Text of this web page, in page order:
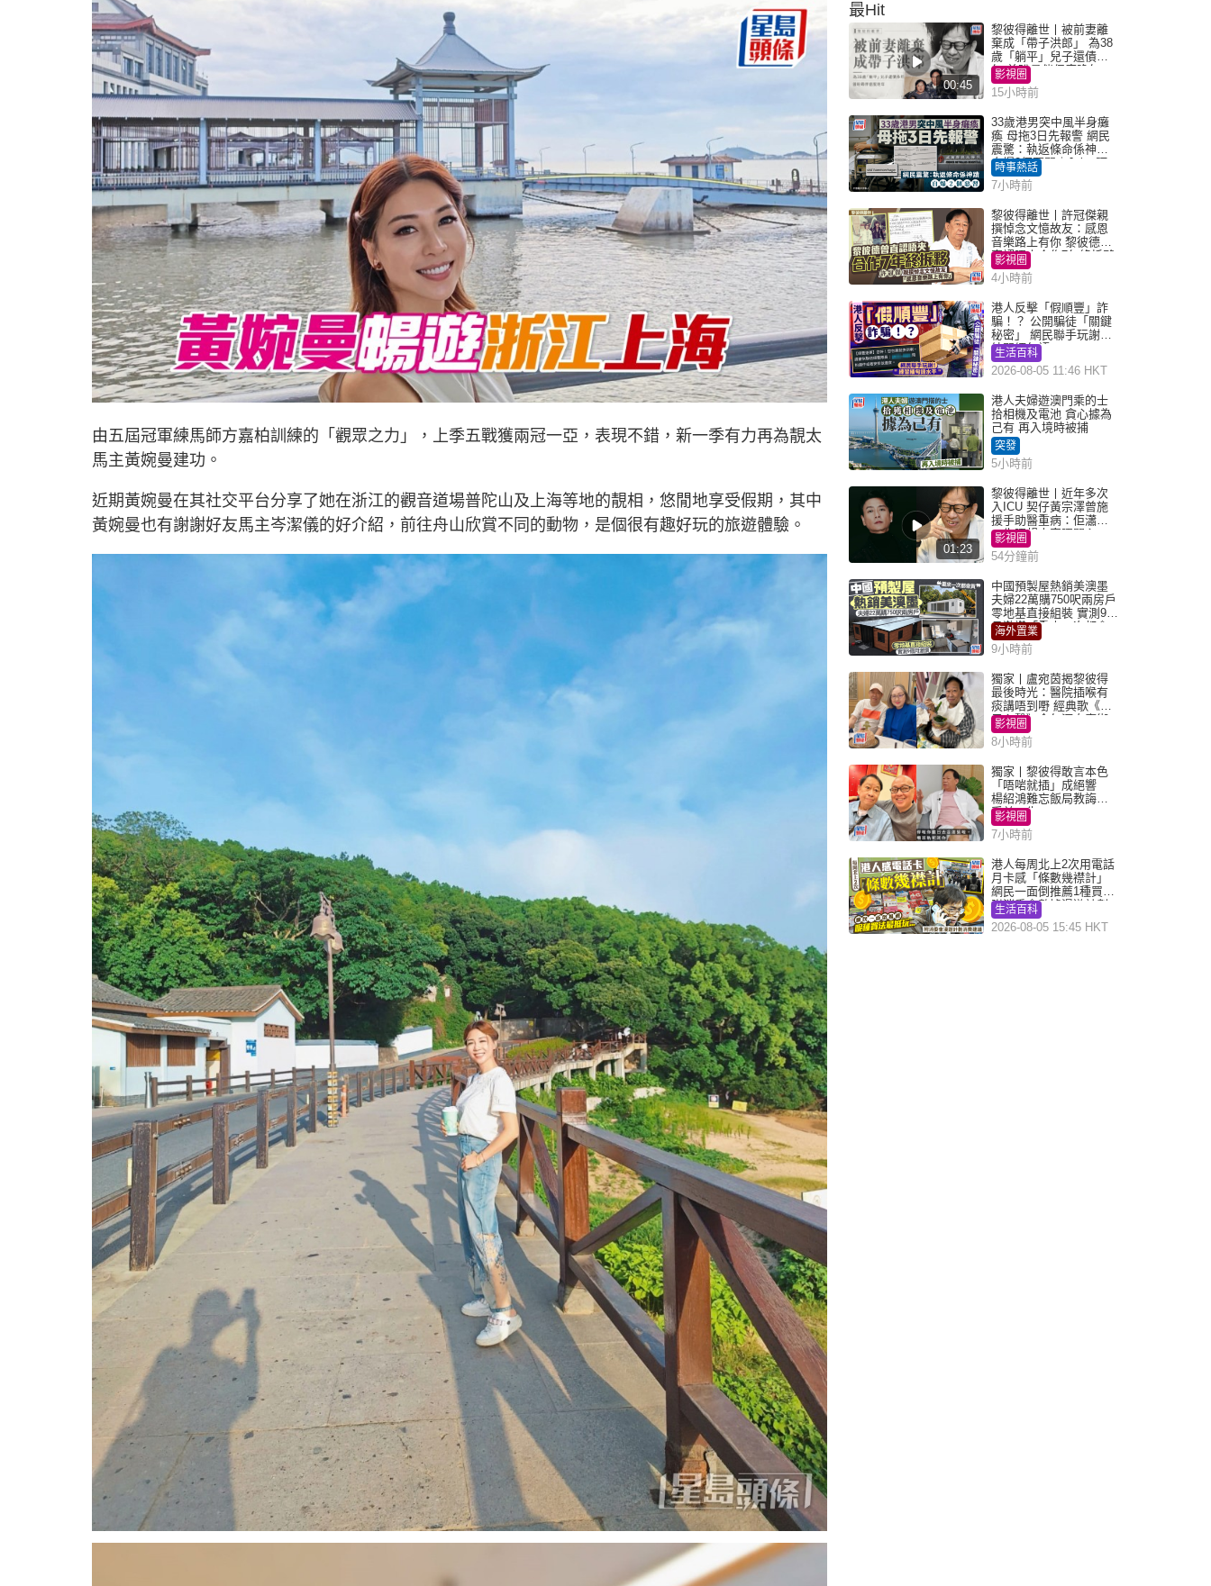
由五屆冠軍練馬師方嘉柏訓練的「觀眾之力」，上季五戰獲兩冠一亞，表現不錯，新一季有力再為靚太
馬主黃婉曼建功。
近期黃婉曼在其社交平台分享了她在浙江的觀音道場普陀山及上海等地的靚相，悠閒地享受假期，其中
黃婉曼也有謝謝好友馬主岑潔儀的好介紹，前往舟山欣賞不同的動物，是個很有趣好玩的旅遊體驗。
最Hit
00:45
黎彼得離世丨被前妻離
棄成「帶子洪郎」 為38
歲「躺平」兒子還債多
年 曾盼尋伴侶度晚年
影視圈
15小時前
33歲港男突中風半身癱
瘓 母拖3日先報警 網民
震驚：執返條命係神蹟
自爆2個惡習｜Juicy叮
時事熱話
7小時前
黎彼得離世丨許冠傑親
撰悼念文憶故友：感恩
音樂路上有你 黎彼德曾
直認唔夾合作7年終拆夥
影視圈
4小時前
港人反擊「假順豐」詐
騙！？ 公開騙徒「關鍵
秘密」 網民聯手玩謝：
練習緬甸語
生活百科
2026-08-05 11:46 HKT
港人夫婦遊澳門乘的士
拾相機及電池 貪心據為
己有 再入境時被捕
突發
5小時前
01:23
黎彼得離世丨近年多次
入ICU 契仔黃宗澤曾施
援手助醫重病：佢瀟灑
一生唔想大家唔開心
影視圈
54分鐘前
中國預製屋熱銷美澳墨
夫婦22萬購750呎兩房戶
零地基直接組裝 實測9個
月激讚「重來一次都會
買」
海外置業
9小時前
獨家丨盧宛茵揭黎彼得
最後時光：醫院插喉有
痰講唔到嘢 經典歌《浪
子心聲》金句源自廟街
睇相佬
影視圈
8小時前
獨家丨黎彼得敢言本色
「唔啱就插」成絕響
楊紹鴻難忘飯局教誨：
受益一生
影視圈
7小時前
港人每周北上2次用電話
月卡感「條數幾襟計」
網民一面倒推薦1種買法
附消委會數據漫遊計劃
消費提示
生活百科
2026-08-05 15:45 HKT